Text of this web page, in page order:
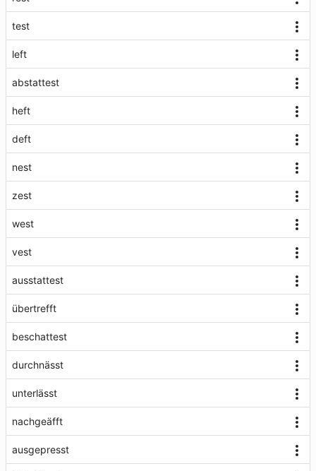
test
left
abstattest
heft
deft
nest
zest
west
vest
ausstattest
übertrefft
beschattest
durchnässt
unterlässt
nachgeäfft
ausgepresst